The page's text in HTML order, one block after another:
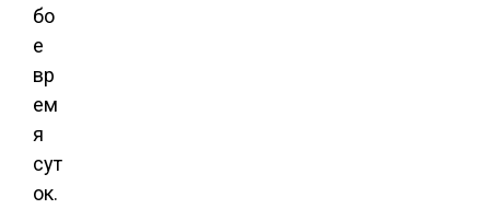
бо
е
вр
ем
я
сут
ок.